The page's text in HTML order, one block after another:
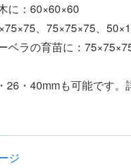
に：60×60×60
、75×75×75、
ベラの育苗に：
・40mmも可能です。
ジ